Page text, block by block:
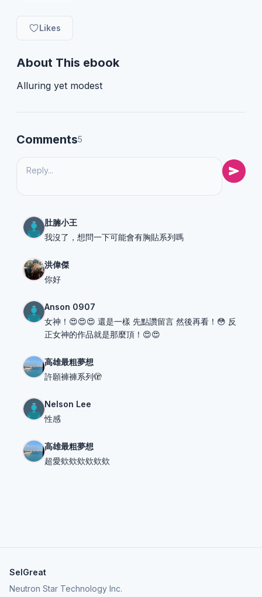
Likes
About This ebook
Alluring yet modest
Comments5
肚腩小王
我沒了，想問一下可能會有胸貼系列嗎
洪偉傑
你好
Anson 0907
女神！😍😍😍 還是一樣 先點讚留言 然後再看！😳 反
正女神的作品就是那麼頂！😍😍
高雄最粗夢想
許願褲褲系列🫣
Nelson Lee
性感
高雄最粗夢想
超愛欸欸欸欸欸欸
SelGreat
Neutron Star Technology Inc.